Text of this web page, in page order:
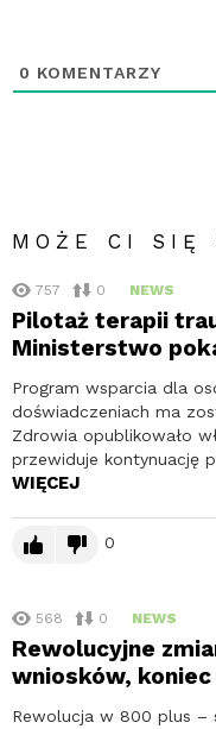
0 KOMENTARZY
MOŻE CI SIĘ
757 0 NEWS
Pilotaż terapii
Ministerstwo
Program wsparcia dla
doświadczeniach ma
Zdrowia opublikowało
przewiduje kontynuację
WIĘCEJ
0
568 0 NEWS
Rewolucyjne
wniosków,
Rewolucja w 800 plus –